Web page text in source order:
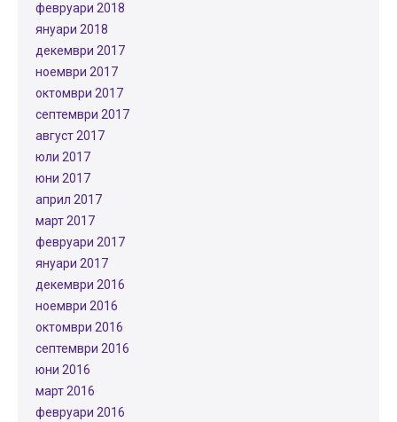
февруари 2018
януари 2018
декември 2017
ноември 2017
октомври 2017
септември 2017
август 2017
юли 2017
юни 2017
април 2017
март 2017
февруари 2017
януари 2017
декември 2016
ноември 2016
октомври 2016
септември 2016
юни 2016
март 2016
февруари 2016